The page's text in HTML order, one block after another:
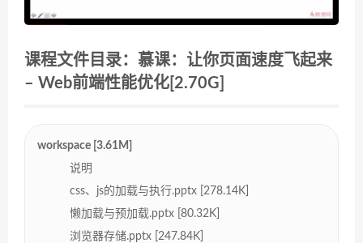
课程文件目录：慕课：让你页面速度飞起来
– Web前端性能优化[2.70G]
workspace [3.61M]
说明
css、js的加载与执行.pptx [278.14K]
懒加载与预加载.pptx [80.32K]
浏览器存储.pptx [247.84K]